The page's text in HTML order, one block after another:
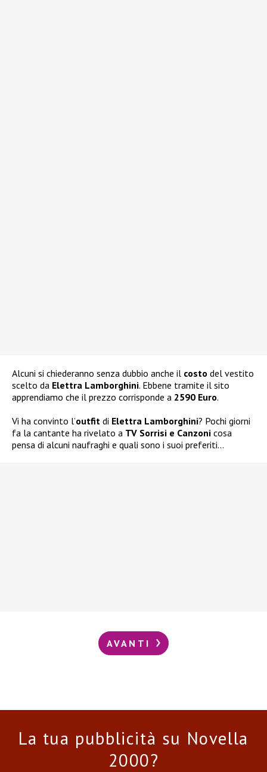
Alcuni si chiederanno senza dubbio anche il costo del vestito
scelto da Elettra Lamborghini. Ebbene tramite il sito
apprendiamo che il prezzo corrisponde a 2590 Euro.
Vi ha convinto l’outfit di Elettra Lamborghini? Pochi giorni
fa la cantante ha rivelato a TV Sorrisi e Canzoni cosa
pensa di alcuni naufraghi e quali sono i suoi preferiti…
AVANTI
La tua pubblicità su Novella
2000?